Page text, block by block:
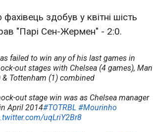
здобув у квітні шість
"Парі Сен-Жермен" - 2:0.
failed to win any of his last games in
out stages with Chelsea (4 games), Man
& Tottenham (1) combined
out stage win was as Chelsea manager
April 2014#TOTRBL #Mourinho
uqLriY2Br8